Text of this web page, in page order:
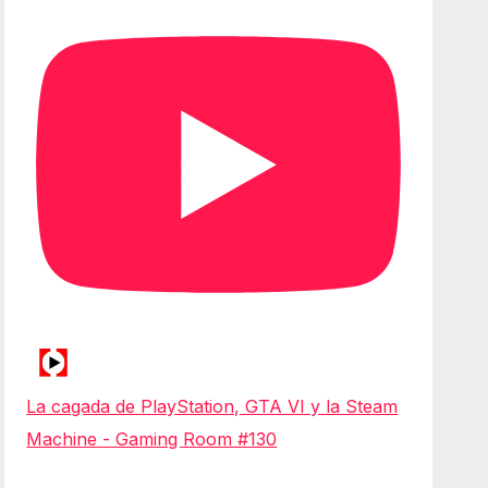
La cagada de PlayStation, GTA VI y la Steam
Machine - Gaming Room #130